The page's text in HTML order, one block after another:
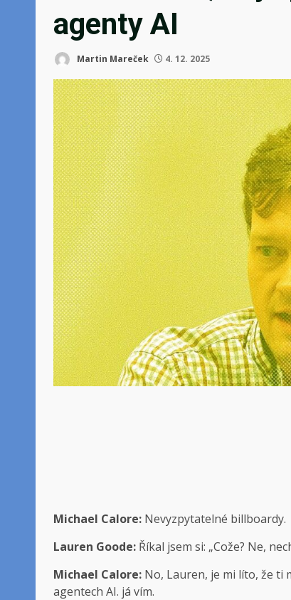
agenty AI
Martin Mareček 4. 12. 2025
Michael Calore: Nevyzpytatelné billboardy.
Lauren Goode: Říkal jsem si: „Cože? Ne,
Michael Calore: No, Lauren, je mi líto, že ti
agentech AI. já vím.